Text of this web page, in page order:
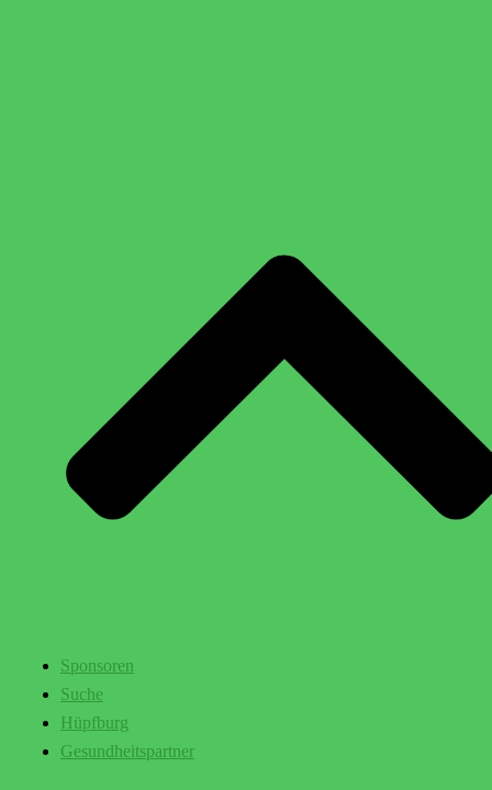
Sponsoren
Suche
Hüpfburg
Gesundheitspartner